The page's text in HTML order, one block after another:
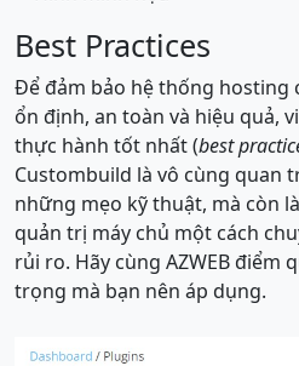
Best Practices
Để đảm bảo hệ thống hosting
ổn định, an toàn và hiệu quả,
thực hành tốt nhất (best
Custombuild là vô cùng quan
những mẹo kỹ thuật, mà còn
quản trị máy chủ một cách
rủi ro. Hãy cùng AZWEB điểm
trọng mà bạn nên áp dụng.